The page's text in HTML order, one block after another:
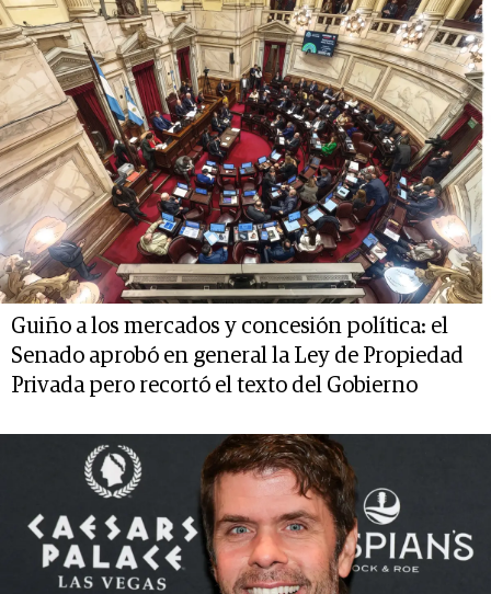
Guiño a los mercados y concesión política: el
Senado aprobó en general la Ley de Propiedad
Privada pero recortó el texto del Gobierno